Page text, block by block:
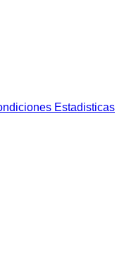
Estadisticas